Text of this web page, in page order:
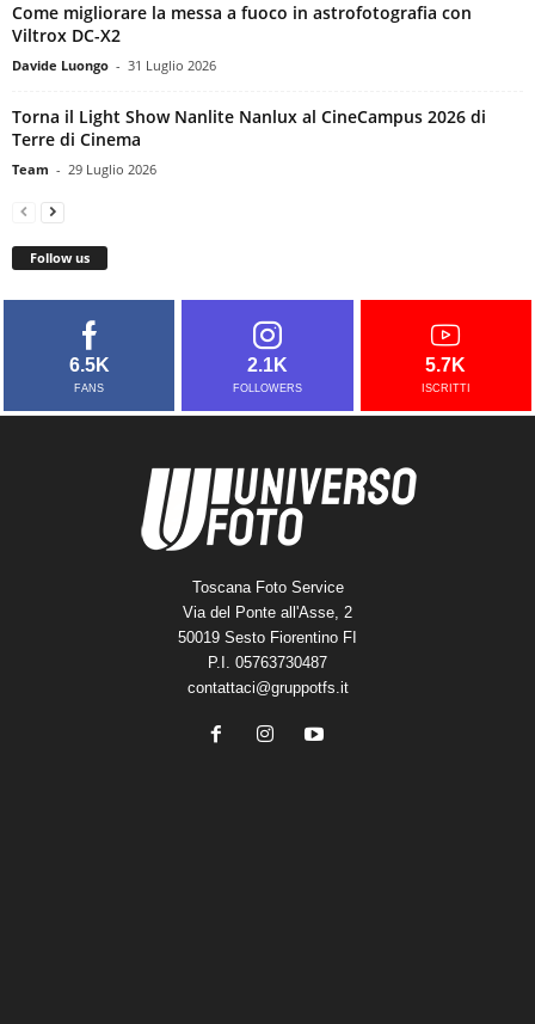
Come migliorare la messa a fuoco in astrofotografia con
Viltrox DC-X2
Davide Luongo - 31 Luglio 2026
Torna il Light Show Nanlite Nanlux al CineCampus 2026 di
Terre di Cinema
Team - 29 Luglio 2026
Follow us
6.5K
FANS
2.1K
FOLLOWERS
5.7K
ISCRITTI
Toscana Foto Service
Via del Ponte all'Asse, 2
50019 Sesto Fiorentino FI
P.I. 05763730487
contattaci@gruppotfs.it